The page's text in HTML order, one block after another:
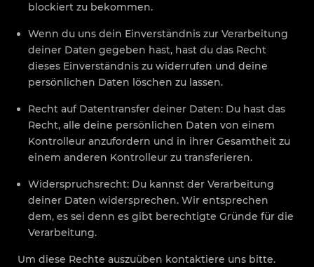
blockiert zu bekommen.
Wenn du uns dein Einverständnis zur Verarbeitung
deiner Daten gegeben hast, hast du das Recht
dieses Einverständnis zu widerrufen und deine
persönlichen Daten löschen zu lassen.
Recht auf Datentransfer deiner Daten: Du hast das
Recht, alle deine persönlichen Daten von einem
Kontrolleur anzufordern und in ihrer Gesamtheit zu
einem anderen Kontrolleur zu transferieren.
Widerspruchsrecht: Du kannst der Verarbeitung
deiner Daten widersprechen. Wir entsprechen
dem, es sei denn es gibt berechtigte Gründe für die
Verarbeitung.
Um diese Rechte auszuüben kontaktiere uns bitte.